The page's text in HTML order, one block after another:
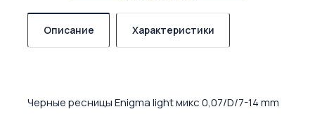
Описание Характеристики
Черные ресницы Enigma light микс 0,07/D/7-14 mm